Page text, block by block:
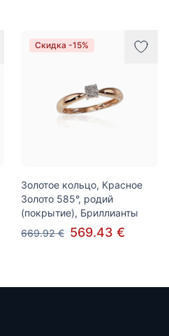
Скидка -15%
Золотое кольцо, Красное
Золото 585°, родий
(покрытие), Бриллианты
669.92 € 569.43 €